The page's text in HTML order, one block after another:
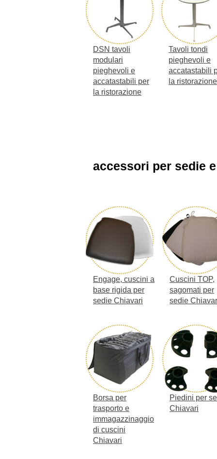
DSN tavoli
modulari
pieghevoli e
accatastabili per
la ristorazione
Tavoli tondi
pieghevoli e
accatastabili
la ristorazione
accessori per sedie
Engage, cuscini a
base rigida per
sedie Chiavari
Cuscini TOP,
sagomati per
sedie
Borsa per
trasporto e
immagazzinaggio
di cuscini
Chiavari
Piedini per
Chiavari